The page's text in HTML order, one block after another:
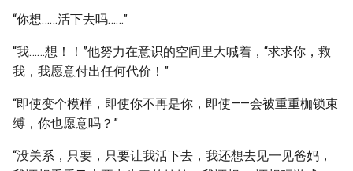
“你想……活下去吗……”
“我……想！！”他努力在意识的空间里大喊着，“求求你，救
我，我愿意付出任何代价！”
“即使变个模样，即使你不再是你，即使——会被重重枷锁束
缚，你也愿意吗？”
“没关系，只要，只要让我活下去，我还想去见一见爸妈，